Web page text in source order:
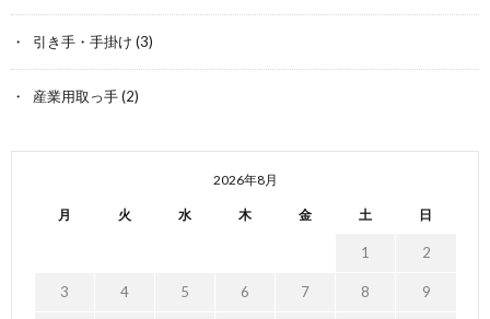
引き手・手掛け (3)
産業用取っ手(2)
2026年8月
月 火 水 木 金 土 日
1 2
3 4 5 6 7 8 9